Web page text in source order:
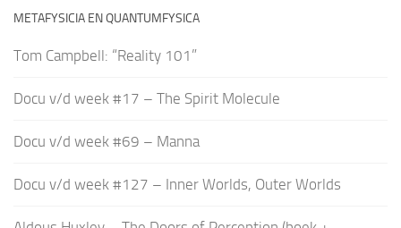
METAFYSICIA EN QUANTUMFYSICA
Tom Campbell: “Reality 101”
Docu v/d week #17 – The Spirit Molecule
Docu v/d week #69 – Manna
Docu v/d week #127 – Inner Worlds, Outer Worlds